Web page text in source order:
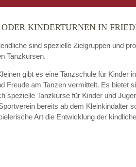
E-Mail*
KINDERTURNEN IN
sind spezielle Zielgruppen und
Tanzkursen.
gibt es eine Tanzschule für Kinder
Freude am Tanzen vermittelt. Es bietet
spezielle Tanzkurse für Kinder und
bereits ab dem Kleinkindalter
Art die Entwicklung der